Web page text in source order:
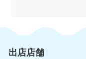
0
出店店舗